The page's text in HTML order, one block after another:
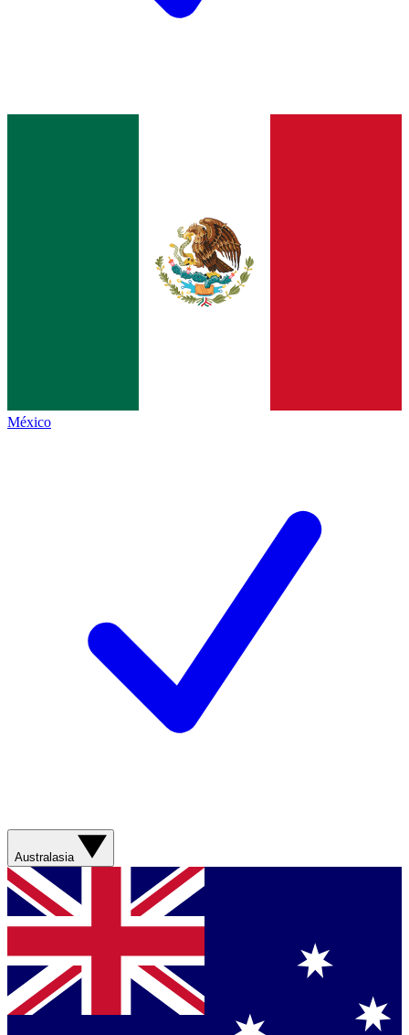
México
Australasia